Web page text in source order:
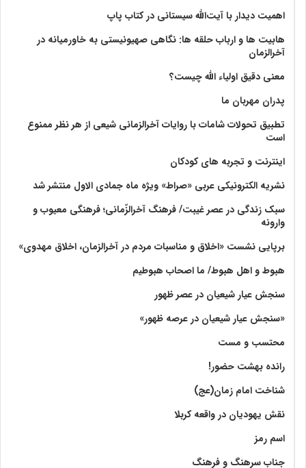
اهمیت دیدار با آیت‌الله سیستانی در کتاب پاپ
هابیت ها و ارباب حلقه ها: نگاهی صهیونیستی به خاورمیانه در
آخرالزمان
معنی دقیق اولیاء الله چیست؟
پدران مهربان ما
تطبیق تحولات شامات با روایات آخرالزمانی شیعی از هر نظر ممنوع
است
اینترنت و تجربه های کودکان
نشریه الکترونیکی عربی «صراط» ویژه ماه جمادی الاول منتشر شد
سبک زندگی در عصر غیبت/ فرهنگ آخرالزّمانی؛ فرهنگی معیوب و
وارونه
برپایی نشست «اخلاق و مناسبات مردم در آخرالزمان، اخلاق مهدوی»
هبوط و اهل هبوط/ ما اصحاب هبوطیم
سنجش عیار شیعیان در عصر ظهور
«سنجش عیار شیعیان در عرصه ظهور»
محتسب و مست
رانده بهشت‌ حضور!
شناخت امام زمان(عج)
نقش یهودیان در واقعه کربلا
اسم رمز
جناب سرهنگ و فرهنگ